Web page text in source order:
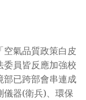
氣品質政策白皮
員皆反應加強校
部已跨部會串連成
儀器(衛兵)、環保